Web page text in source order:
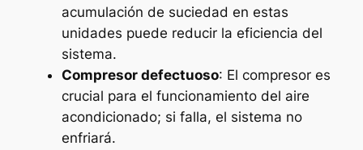
acumulación de suciedad en estas
unidades puede reducir la eficiencia del
sistema.
Compresor defectuoso: El compresor es
crucial para el funcionamiento del aire
acondicionado; si falla, el sistema no
enfriará.